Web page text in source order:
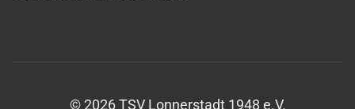
© 2026TSV Lonnerstadt 1948 e.V.